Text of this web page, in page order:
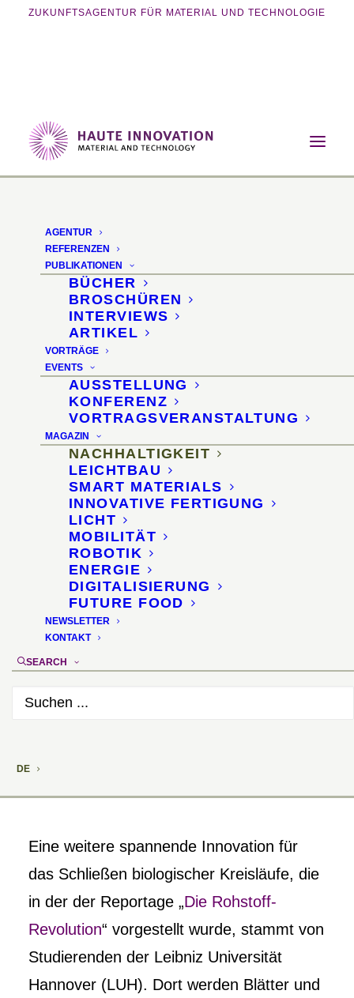
ZUKUNFTSAGENTUR FÜR MATERIAL UND TECHNOLOGIE
AGENTUR
REFERENZEN
PUBLIKATIONEN
BÜCHER
BROSCHÜREN
INTERVIEWS
ARTIKEL
VORTRÄGE
EVENTS
AUSSTELLUNG
KONFERENZ
VORTRAGSVERANSTALTUNG
MAGAZIN
NACHHALTIGKEIT
LEICHTBAU
SMART MATERIALS
INNOVATIVE FERTIGUNG
LICHT
MOBILITÄT
ROBOTIK
ENERGIE
DIGITALISIERUNG
FUTURE FOOD
NEWSLETTER
KONTAKT
SEARCH
DE
Home Magazin
Nachhaltigkeit
Papier aus Ananasblättern
Papier aus
Ananasblättern
Alternative zu Holz als
Zellstoff aus
landwirtschaftlichen
Reststoffen
27. Februar 2021
Eine weitere spannende Innovation für
das Schließen biologischer Kreisläufe, die
in der der Reportage „Die Rohstoff-
Revolution“ vorgestellt wurde, stammt von
Studierenden der Leibniz Universität
Hannover (LUH). Dort werden Blätter und